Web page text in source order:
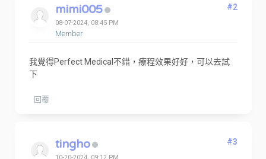
mimi005
08-07-2024, 08:45 PM
Member
#2
我覺得Perfect Medical不錯，療程效果好好，可以去試
下
回覆
tingho #3